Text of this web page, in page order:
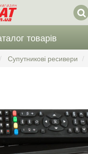
товарів
Супутникові ресивери